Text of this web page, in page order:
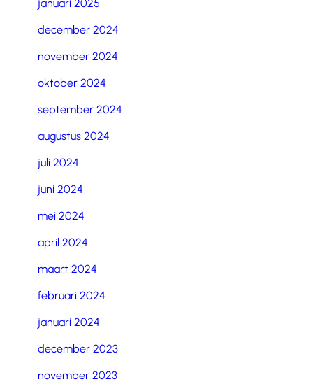
januari 2025
december 2024
november 2024
oktober 2024
september 2024
augustus 2024
juli 2024
juni 2024
mei 2024
april 2024
maart 2024
februari 2024
januari 2024
december 2023
november 2023